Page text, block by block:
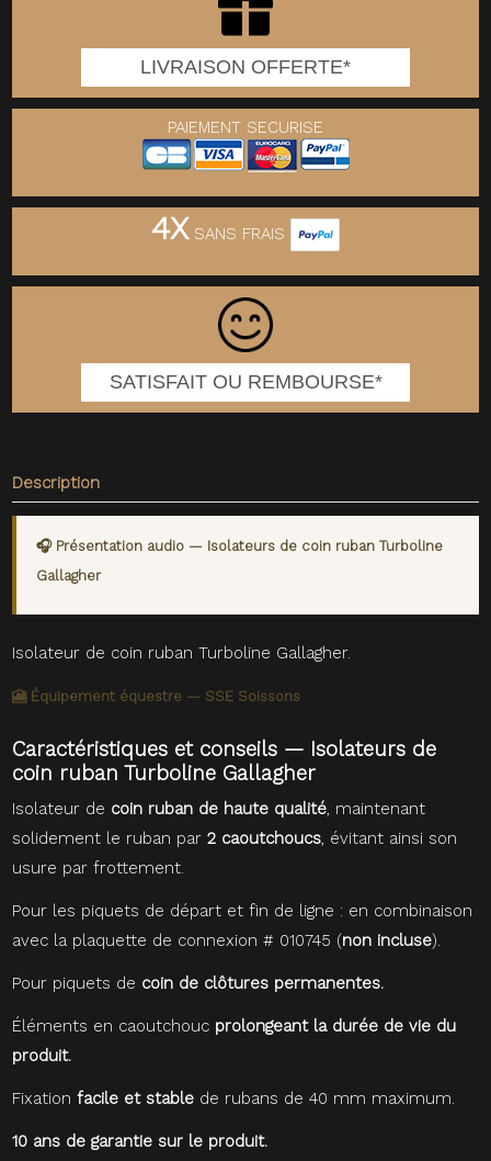
LIVRAISON OFFERTE*
PAIEMENT SECURISE
4XSANS FRAIS
SATISFAIT OU REMBOURSE*
Description
🎧 Présentation audio — Isolateurs de coin ruban Turboline
Gallagher
Isolateur de coin ruban Turboline Gallagher.
🎦 Équipement équestre — SSE Soissons
Caractéristiques et conseils — Isolateurs de
coin ruban Turboline Gallagher
Isolateur de coin ruban de haute qualité, maintenant
solidement le ruban par 2 caoutchoucs, évitant ainsi son
usure par frottement.
Pour les piquets de départ et fin de ligne : en combinaison
avec la plaquette de connexion # 010745 (non incluse).
Pour piquets de coin de clôtures permanentes.
Éléments en caoutchouc prolongeant la durée de vie du
produit.
Fixation facile et stable de rubans de 40 mm maximum.
10 ans de garantie sur le produit.